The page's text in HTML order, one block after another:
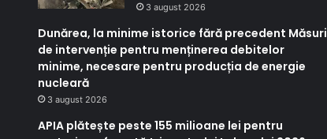
3 august 2026
Dunărea, la minime istorice fără precedent Măsuri
de intervenție pentru menținerea debitelor
minime, necesare pentru producția de energie
nucleară
3 august 2026
APIA plătește peste 155 milioane lei pentru